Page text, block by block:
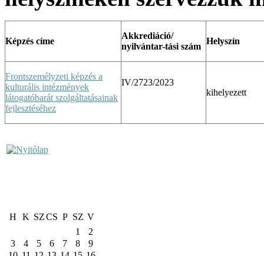
Képzés címe
Akkrediáció/
nyilvántar-tási szám
Helyszín
Frontszemélyzeti képzés a
kulturális intézmények
látogatóbarát szolgáltatásainak
fejlesztéséhez
IV/2723/2023
kihelyezett
H K SZCS P SZ V
1
2
3
4 5 6 7 8
9